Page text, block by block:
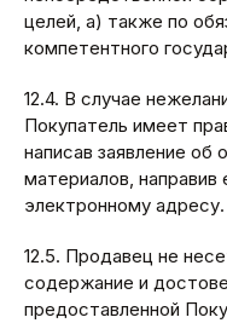
целей, а) также по
компетентного
12.4. В случае
Покупатель имеет
написав заявление об
материалов, направив
электронному адресу.
12.5. Продавец не
содержание и
предоставленной